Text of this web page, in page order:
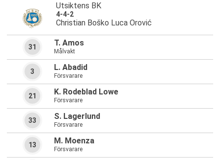
Utsiktens BK
4-4-2
Christian Boško Luca Orović
T. Amos
Målvakt
31
L. Abadid
Försvarare
3
K. Rodeblad Lowe
Försvarare
21
S. Lagerlund
Försvarare
33
M. Moenza
Försvarare
13